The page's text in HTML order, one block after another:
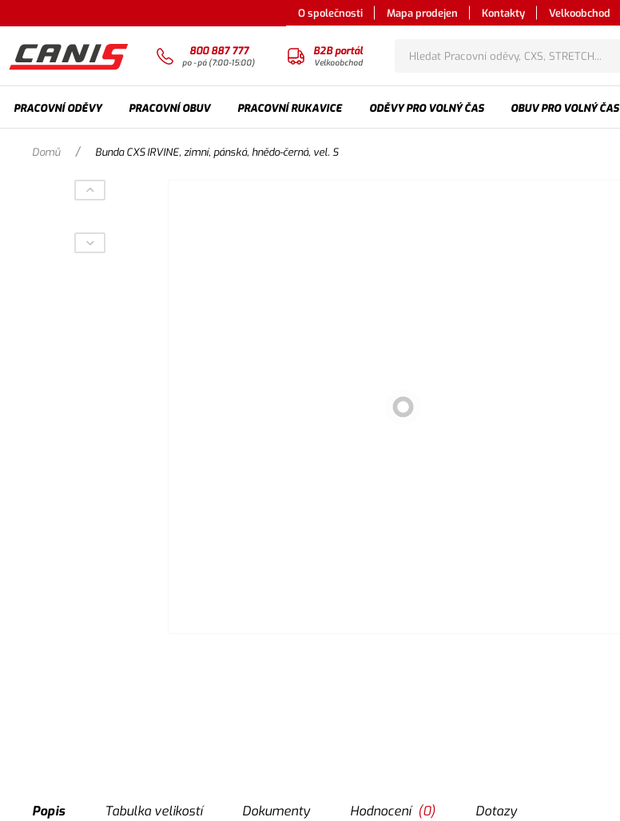
O společnosti Mapa prodejen Kontakty Velkoobchod
800 887 777
po - pá (7:00-15:00)
B2B portál
Velkoobchod
PRACOVNÍ ODĚVY PRACOVNÍ OBUV PRACOVNÍ RUKAVICE ODĚVY PRO VOLNÝ ČAS OBUV PRO VOLNÝ ČAS
Domů / Bunda CXS IRVINE, zimní, pánská, hnědo-černá, vel. S
Popis Tabulka velikostí Dokumenty Hodnocení (0) Dotazy